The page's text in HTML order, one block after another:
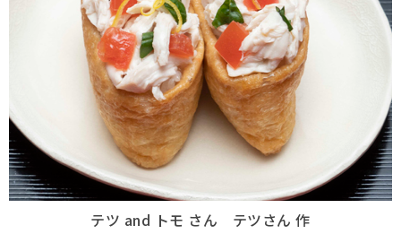
テツ and トモ さん テツさん 作